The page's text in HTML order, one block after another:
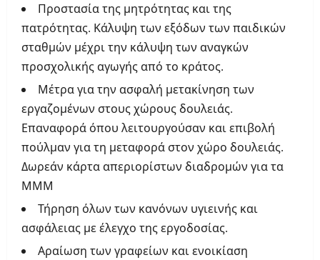
Προστασία της μητρότητας και της
πατρότητας. Κάλυψη των εξόδων των παιδικών
σταθμών μέχρι την κάλυψη των αναγκών
προσχολικής αγωγής από το κράτος.
Μέτρα για την ασφαλή μετακίνηση των
εργαζομένων στους χώρους δουλειάς.
Επαναφορά όπου λειτουργούσαν και επιβολή
πούλμαν για τη μεταφορά στον χώρο δουλειάς.
Δωρεάν κάρτα απεριορίστων διαδρομών για τα
ΜΜΜ
Τήρηση όλων των κανόνων υγιεινής και
ασφάλειας με έλεγχο της εργοδοσίας.
Αραίωση των γραφείων και ενοικίαση